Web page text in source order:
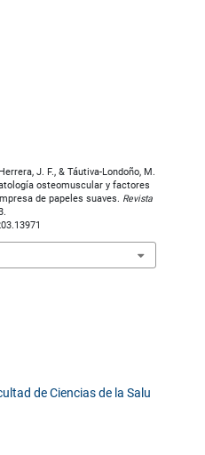
J. F., & Táutiva-Londoño, M.
osteomuscular y factores
de papeles suaves. Revista
de Ciencias de la Salu